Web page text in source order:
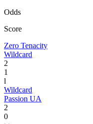
Odds
Score
Zero Tenacity
Wildcard
2
1
l
Wildcard
Passion UA
2
0